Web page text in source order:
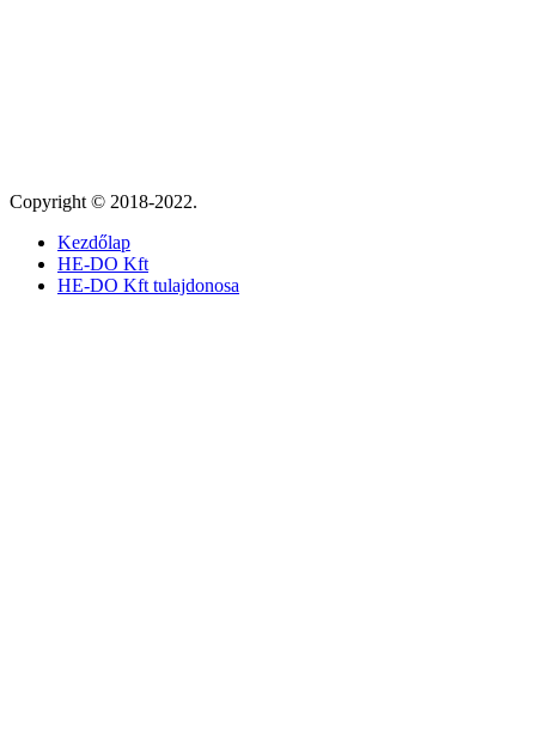
Copyright © 2018-2022.
Kezdőlap
HE-DO Kft
HE-DO Kft tulajdonosa